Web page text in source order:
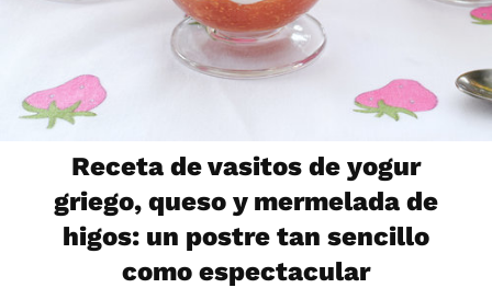
Receta de vasitos de yogur
griego, queso y mermelada de
higos: un postre tan sencillo
como espectacular